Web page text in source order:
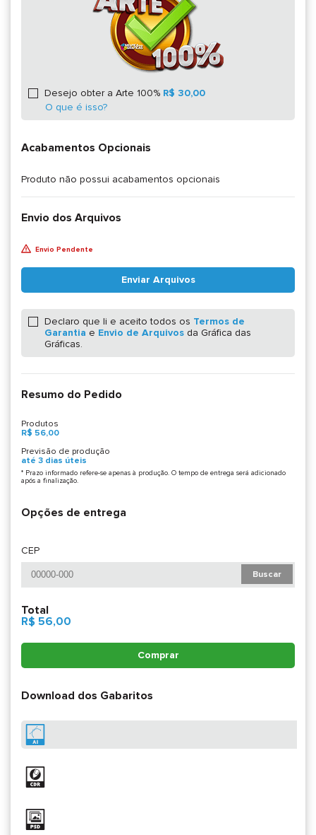
Desejo obter a Arte 100% R$ 30,00
O que é isso?
Acabamentos Opcionais
Produto não possui acabamentos opcionais
Envio dos Arquivos
Envio Pendente
Enviar Arquivos
Declaro que li e aceito todos os Termos de
Garantia e Envio de Arquivos da Gráfica das
Gráficas.
Resumo do Pedido
Produtos
R$ 56,00
Previsão de produção
até 3 dias úteis
* Prazo informado refere-se apenas à produção. O tempo de entrega será adicionado
após a finalização.
Opções de entrega
CEP
Buscar
Total
R$ 56,00
Comprar
Download dos Gabaritos